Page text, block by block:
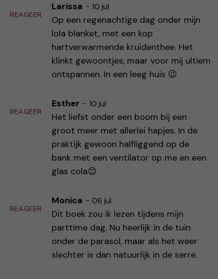
REAGEER
Larissa - 10 jul
Op een regenachtige dag onder mijn
lola blanket, met een kop
hartverwarmende kruidenthee. Het
klinkt gewoontjes, maar voor mij ultiem
ontspannen. In een leeg huis 😉
REAGEER
Esther - 10 jul
Het liefst onder een boom bij een
groot meer met allerlei hapjes. In de
praktijk gewoon halfliggend op de
bank met een ventilator op me en een
glas cola😊
REAGEER
Monica - 06 jul
Dit boek zou ik lezen tijdens mijn
parttime dag. Nu heerlijk in de tuin
onder de parasol, maar als het weer
slechter is dan natuurlijk in de serre.